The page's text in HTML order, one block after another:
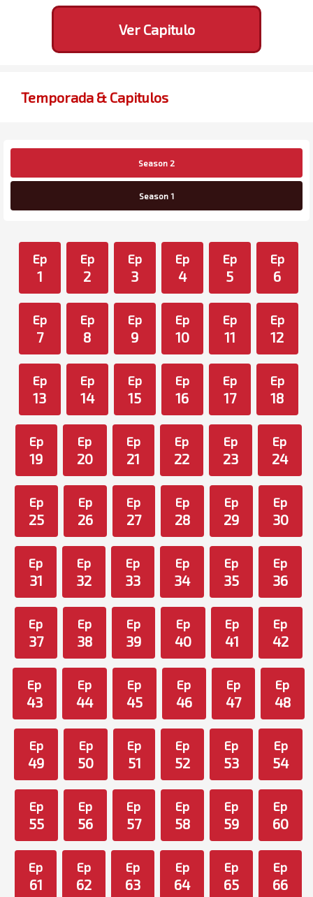
Ver Capitulo
Temporada & Capitulos
Season 2
Season 1
Ep
1
Ep
2
Ep
3
Ep
4
Ep
5
Ep
6
Ep
7
Ep
8
Ep
9
Ep
10
Ep
11
Ep
12
Ep
13
Ep
14
Ep
15
Ep
16
Ep
17
Ep
18
Ep
19
Ep
20
Ep
21
Ep
22
Ep
23
Ep
24
Ep
25
Ep
26
Ep
27
Ep
28
Ep
29
Ep
30
Ep
31
Ep
32
Ep
33
Ep
34
Ep
35
Ep
36
Ep
37
Ep
38
Ep
39
Ep
40
Ep
41
Ep
42
Ep
43
Ep
44
Ep
45
Ep
46
Ep
47
Ep
48
Ep
49
Ep
50
Ep
51
Ep
52
Ep
53
Ep
54
Ep
55
Ep
56
Ep
57
Ep
58
Ep
59
Ep
60
Ep
61
Ep
62
Ep
63
Ep
64
Ep
65
Ep
66